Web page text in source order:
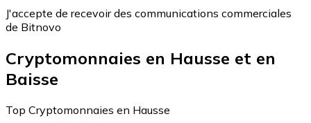
J'accepte de recevoir des communications commerciales
de Bitnovo
Cryptomonnaies en Hausse et en
Baisse
Top Cryptomonnaies en Hausse